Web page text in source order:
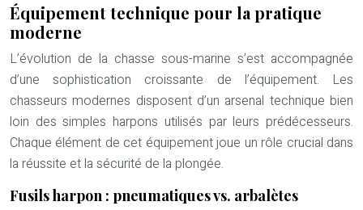
Équipement technique pour la pratique
moderne
L’évolution de la chasse sous-marine s’est accompagnée
d’une sophistication croissante de l’équipement. Les
chasseurs modernes disposent d’un arsenal technique bien
loin des simples harpons utilisés par leurs prédécesseurs.
Chaque élément de cet équipement joue un rôle crucial dans
la réussite et la sécurité de la plongée.
Fusils harpon : pneumatiques vs. arbalètes